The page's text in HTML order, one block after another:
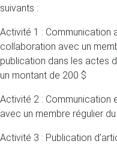
suivants :
Activité 1 : Communication
collaboration avec un
publication dans les actes
un montant de 200 $
Activité 2 : Communication
avec un membre régulier
Activité 3 : Publication